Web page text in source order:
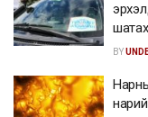
BY